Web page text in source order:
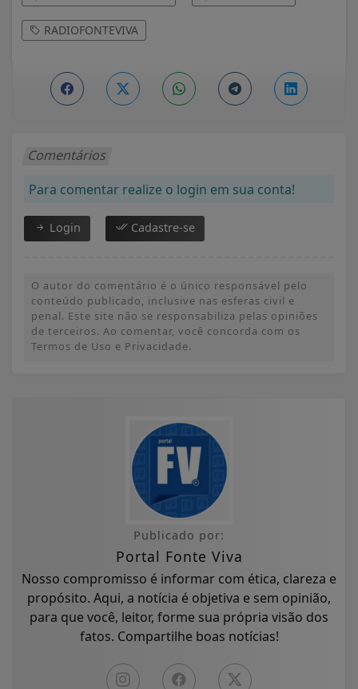
RADIOFONTEVIVA
Comentários
Para comentar realize o login em sua conta!
Login Cadastre-se
O autor do comentário é o único responsável pelo
conteúdo publicado, inclusive nas esferas civil e
penal. Este site não se responsabiliza pelas opiniões
de terceiros. Ao comentar, você concorda com os
Termos de Uso e Privacidade.
Publicado por:
Portal Fonte Viva
Nosso compromisso é informar com ética, clareza e
propósito. Aqui, a notícia é objetiva e sem opinião,
para que você, leitor, forme sua própria visão dos
fatos. Compartilhe boas notícias!